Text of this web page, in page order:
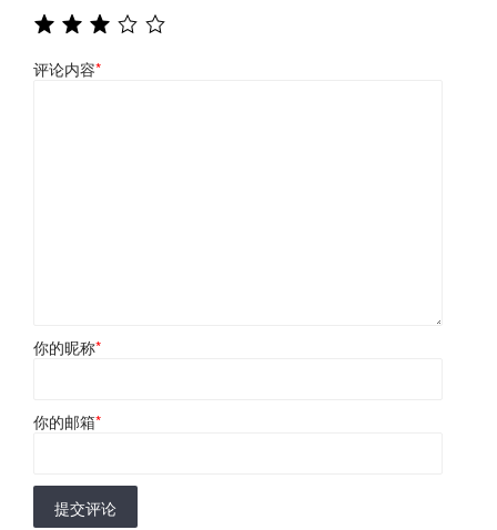
评论内容*
你的昵称*
你的邮箱*
提交评论